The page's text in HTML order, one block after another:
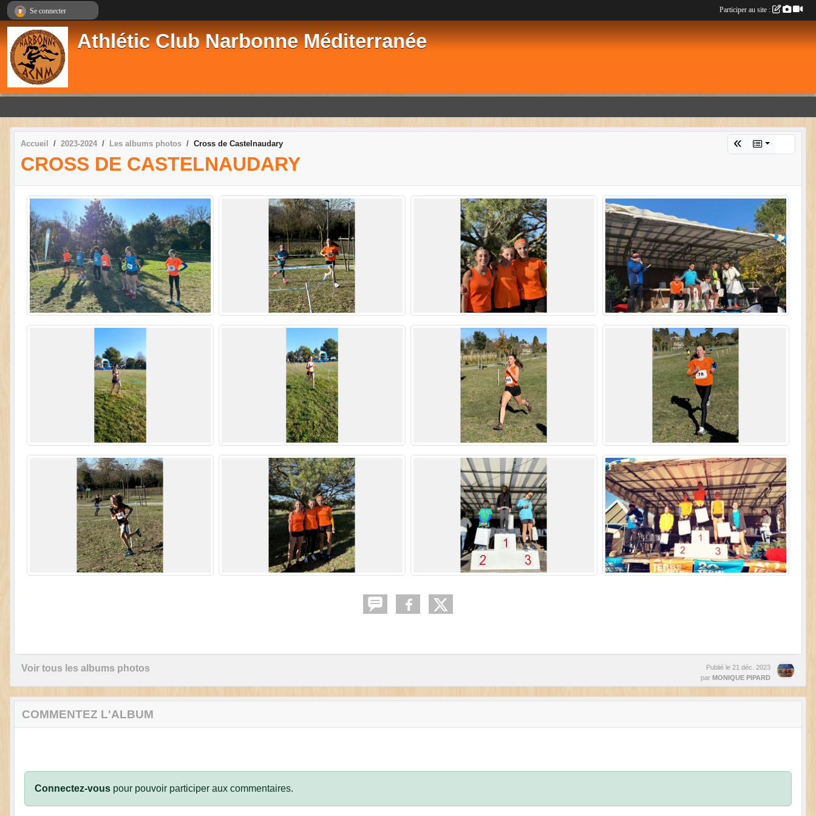
Athlétic Club Narbonne Méditerranée
Accueil 2023-2024 Les albums photos Cross de Castelnaudary
CROSS DE CASTELNAUDARY
Voir tous les albums photos Publié le 21 déc. 2023
par MONIQUE PIPARD
COMMENTEZ L'ALBUM
Connectez-vous pour pouvoir participer aux commentaires.
Se connecter Participer au site :
Panneau de gestion des cookies